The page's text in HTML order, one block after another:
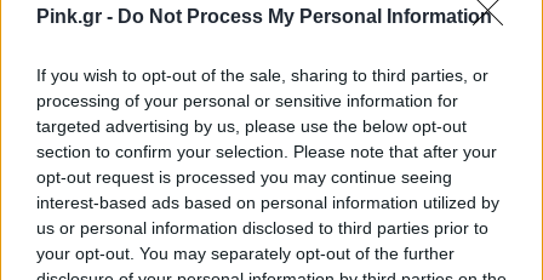
Pink.gr - Do Not Process My Personal Information
If you wish to opt-out of the sale, sharing to third parties, or
processing of your personal or sensitive information for
targeted advertising by us, please use the below opt-out
section to confirm your selection. Please note that after your
opt-out request is processed you may continue seeing
interest-based ads based on personal information utilized by
us or personal information disclosed to third parties prior to
your opt-out. You may separately opt-out of the further
επιτυχία δεν είναι τα χρήματα ή η
οι ίδιοι οι άνθρωποι γύρω από αυτήν.
ΔΙΑΦΗΜΙΣΗ